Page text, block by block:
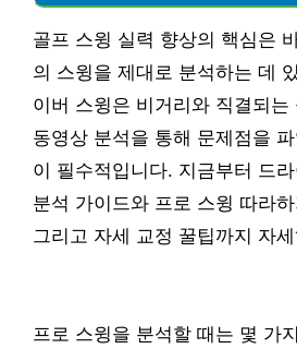
골프 스윙 실력 향상의 핵심은
의 스윙을 제대로 분석하는 데
이버 스윙은 비거리와 직결되는
동영상 분석을 통해 문제점을
이 필수적입니다. 지금부터 드
분석 가이드와 프로 스윙 따라
그리고 자세 교정 꿀팁까지 자
프로 스윙을 분석할 때는 몇 가